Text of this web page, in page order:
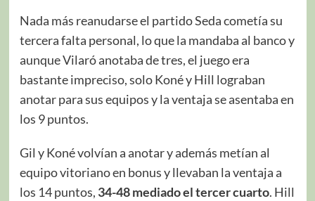
Nada más reanudarse el partido Seda cometía su
tercera falta personal, lo que la mandaba al banco y
aunque Vilaró anotaba de tres, el juego era
bastante impreciso, solo Koné y Hill lograban
anotar para sus equipos y la ventaja se asentaba en
los 9 puntos.
Gil y Koné volvían a anotar y además metían al
equipo vitoriano en bonus y llevaban la ventaja a
los 14 puntos, 34-48 mediado el tercer cuarto. Hill